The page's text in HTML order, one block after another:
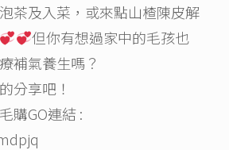
茶及入菜，或來點山楂陳皮解
但你有想過家中的毛孩也
補氣養生嗎？
分享吧！
購GO連結 :